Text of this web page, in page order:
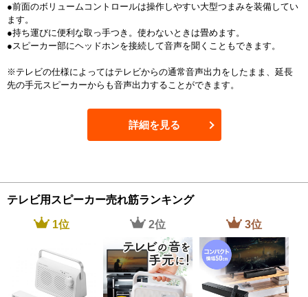
●前面のボリュームコントロールは操作しやすい大型つまみを装備してい
ます。
●持ち運びに便利な取っ手つき。使わないときは畳めます。
●スピーカー部にヘッドホンを接続して音声を聞くこともできます。
※テレビの仕様によってはテレビからの通常音声出力をしたまま、延長
先の手元スピーカーからも音声出力することができます。
詳細を見る
テレビ用スピーカー売れ筋ランキング
1位 2位 3位